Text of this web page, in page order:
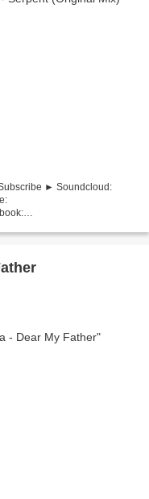
► Soundcloud: